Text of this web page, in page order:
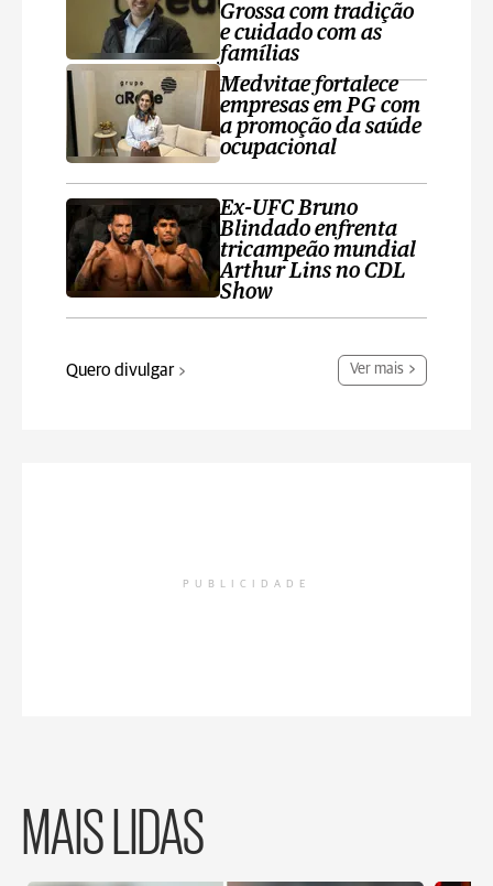
Grossa com tradição
e cuidado com as
famílias
Medvitae fortalece
empresas em PG com
a promoção da saúde
ocupacional
Ex-UFC Bruno
Blindado enfrenta
tricampeão mundial
Arthur Lins no CDL
Show
Quero divulgar Ver mais
PUBLICIDADE
MAIS LIDAS